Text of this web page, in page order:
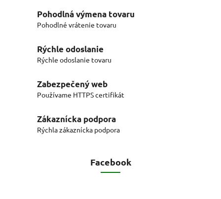
Pohodlná výmena tovaru
Pohodlné vrátenie tovaru
Rýchle odoslanie
Rýchle odoslanie tovaru
Zabezpečený web
Používame HTTPS certifikát
Zákaznícka podpora
Rýchla zákaznícka podpora
Facebook